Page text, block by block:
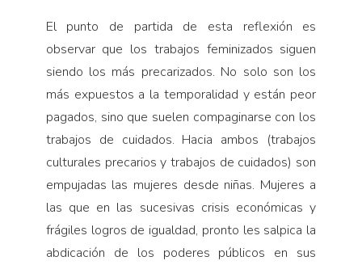
El punto de partida de esta reflexión es
observar que los trabajos feminizados siguen
siendo los más precarizados. No solo son los
más expuestos a la temporalidad y están peor
pagados, sino que suelen compaginarse con los
trabajos de cuidados. Hacia ambos (trabajos
culturales precarios y trabajos de cuidados) son
empujadas las mujeres desde niñas. Mujeres a
las que en las sucesivas crisis económicas y
frágiles logros de igualdad, pronto les salpica la
abdicación de los poderes públicos en sus